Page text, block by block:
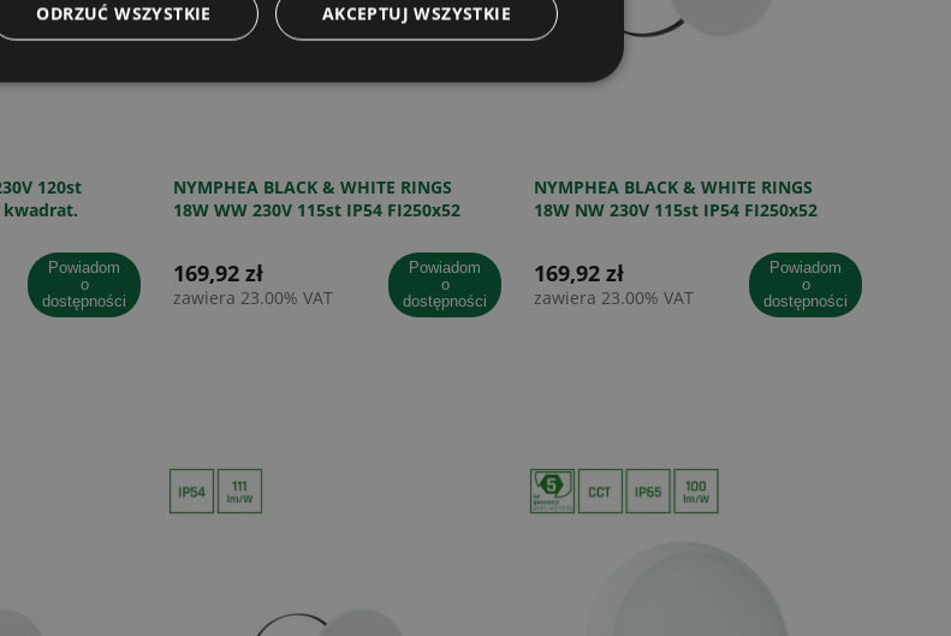
120st
kwadrat.
powiadom
o
dostępności
NYMPHEA BLACK & WHITE RINGS
18W WW 230V 115st IP54 FI250x52
169,92 zł
zawiera 23.00% VAT
powiadom
o
dostępności
NYMPHEA BLACK & WHITE RINGS
18W NW 230V 115st IP54 FI250x52
169,92 zł
zawiera 23.00% VAT
powiadom
o
dostępności
AKCEPTUJ WSZYSTKIE
ODRZUĆ WSZYSTKIE